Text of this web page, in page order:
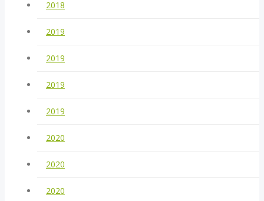
2018
2019
2019
2019
2019
2020
2020
2020